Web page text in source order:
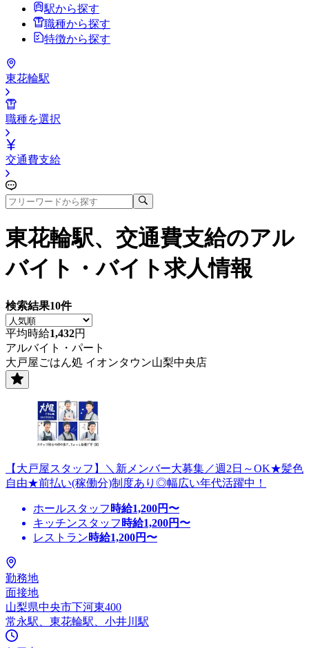
駅から探す
職種から探す
特徴から探す
東花輪駅
職種を選択
交通費支給
東花輪駅、交通費支給のアル
バイト・バイト求人情報
検索結果10件
平均時給1,432円
アルバイト・パート
大戸屋ごはん処 イオンタウン山梨中央店
【大戸屋スタッフ】＼新メンバー大募集／週2日～OK★髪色
自由★前払い(稼働分)制度あり◎幅広い年代活躍中！
ホールスタッフ 時給1,200円〜
キッチンスタッフ 時給1,200円〜
レストラン時給1,200円〜
勤務地
面接地
山梨県中央市下河東400
常永駅、東花輪駅、小井川駅